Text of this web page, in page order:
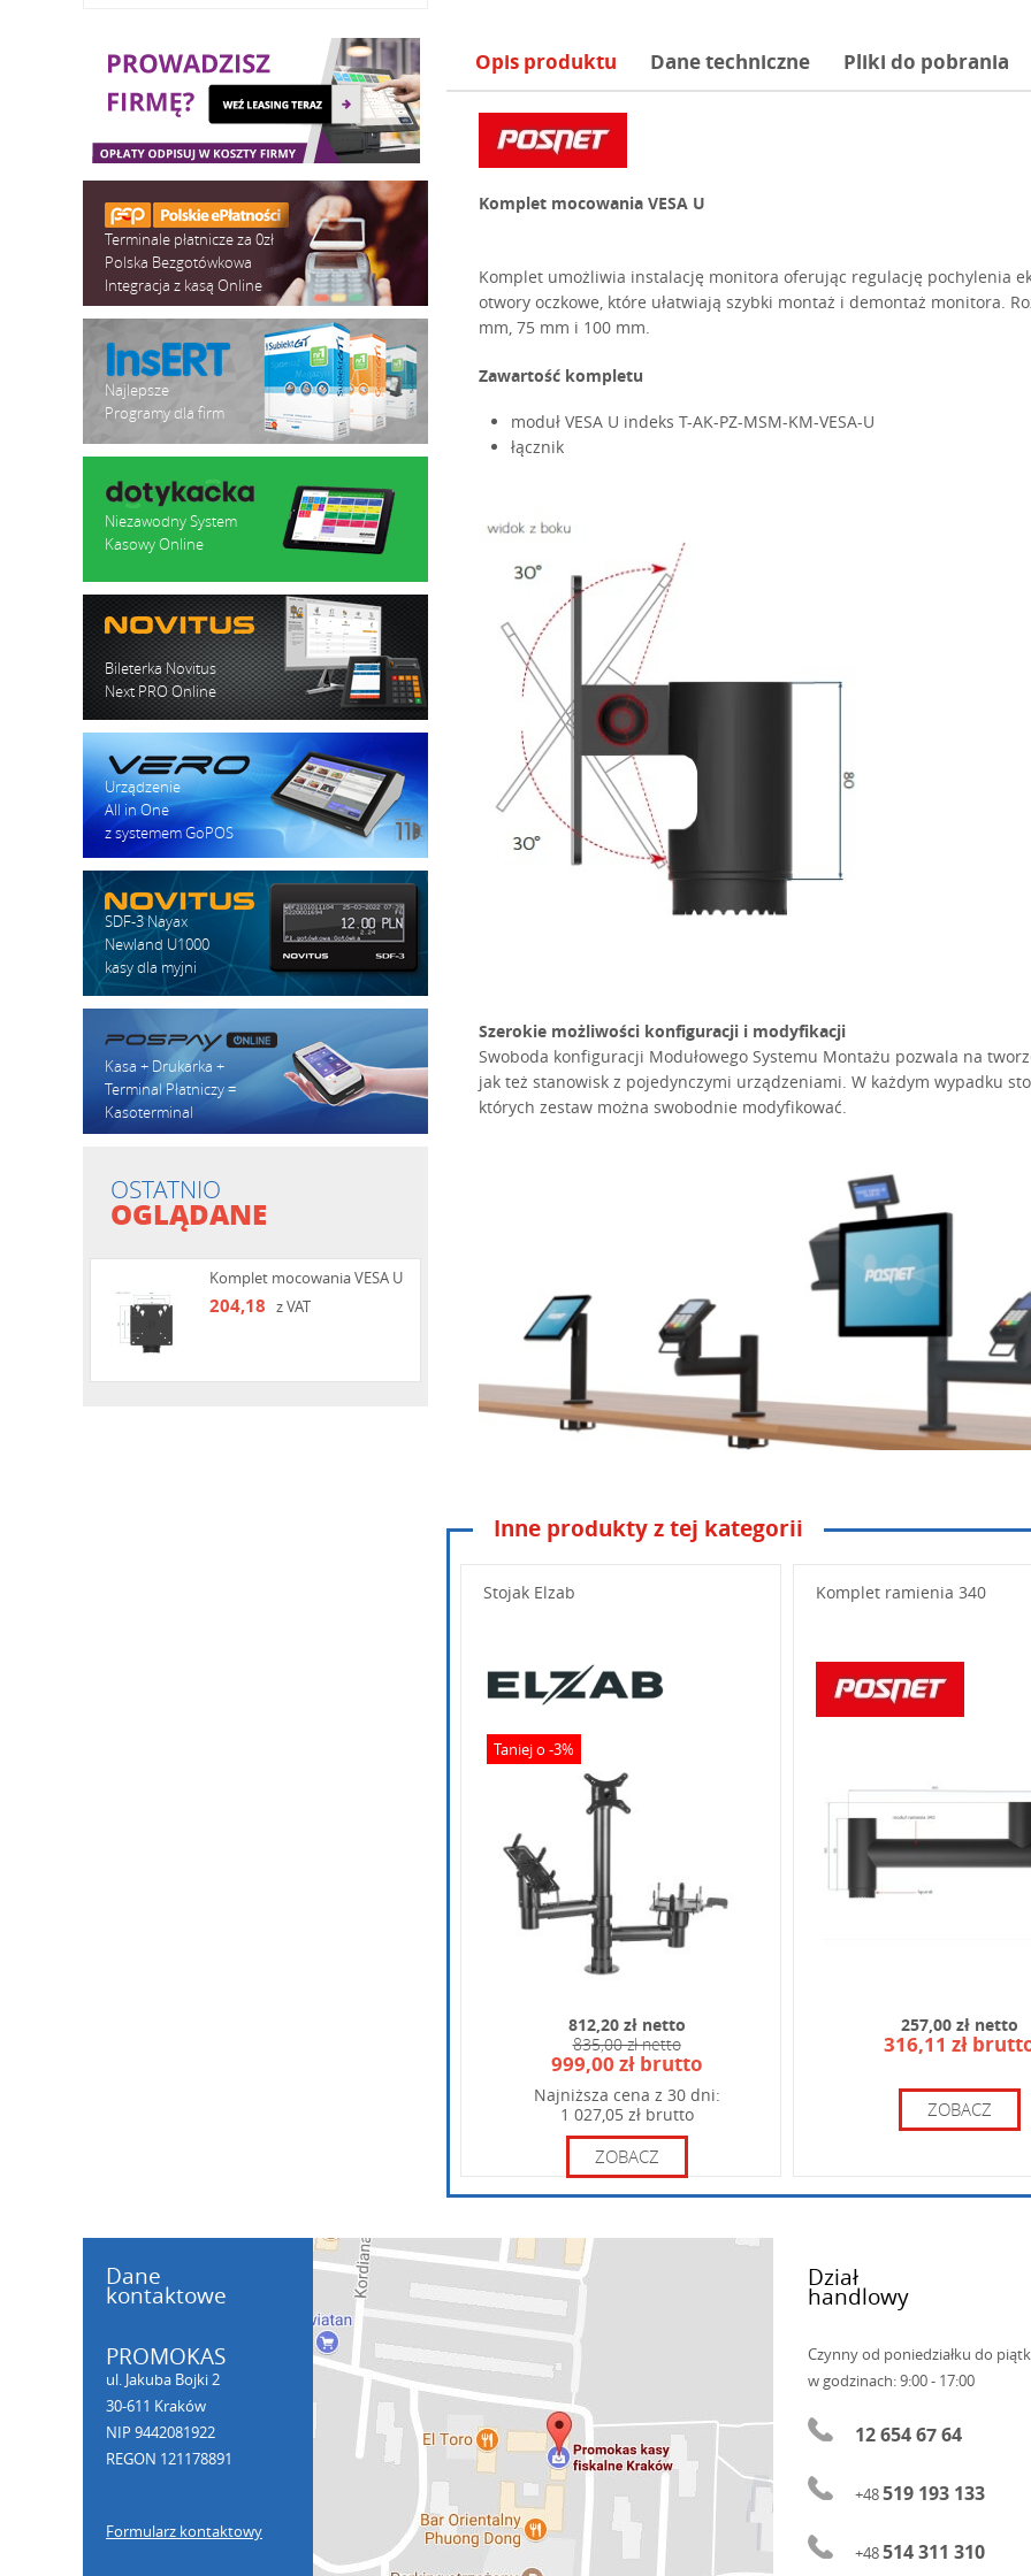
Opis produktu Dane techniczne Pliki do pobrania
Komplet mocowania VESA U
Komplet umożliwia instalację monitora oferując regulację pochylenia
otwory oczkowe, które ułatwiają szybki montaż i demontaż monitora.
mm, 75 mm i 100 mm.
Zawartość kompletu
moduł VESA U indeks T-AK-PZ-MSM-KM-VESA-U
łącznik
Szerokie możliwości konfiguracji i modyfikacji
Swoboda konfiguracji Modułowego Systemu Montażu pozwala na
jak też stanowisk z pojedynczymi urządzeniami. W każdym wypadku
których zestaw można swobodnie modyfikować.
Wpisz kod widoczny na obrazku:
Inne produkty z tej kategorii
Stojak Elzab
Taniej o -3%
812,20 zł netto
835,00 zł netto
999,00 zł brutto
Najniższa cena z 30 dni:
1 027,05 zł brutto
ZOBACZ
Komplet ramienia 340
257,00 zł netto
316,11 zł
ZOBACZ
Terminale płatnicze za 0zł
Polska Bezgotówkowa
Integracja z kasą Online
Najlepsze
Programy dla firm
Niezawodny System
Kasowy Online
Bileterka Novitus
Next PRO Online
Urządzenie
All in One
z systemem GoPOS
SDF-3 Nayax
Newland U1000
kasy dla myjni
Kasa + Drukarka +
Terminal Płatniczy =
Kasoterminal
OSTATNIO
OGLĄDANE
Komplet mocowania VESA U
204,18 z VAT
Dane
kontaktowe
PROMOKAS
ul. Jakuba Bojki 2
30-611 Kraków
NIP 9442081922
REGON 121178891
Formularz kontaktowy
Dział
handlowy
Czynny od poniedziałku do
w godzinach: 9:00 - 17:00
12 654 67 64
+48519 193 133
+48514 311 310